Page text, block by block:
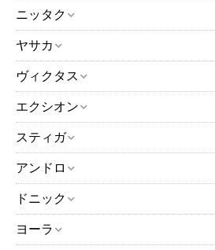
ニッタク
ヤサカ
ヴィクタス
エクシオン
スティガ
アンドロ
ドニック
ヨーラ
お買い物を続ける
入荷するものもございます。
「在庫有り」となっているものは基本
す。複数個ご購入の場合は在庫がない
すべての商品が揃った時点でのご発送
いる場合でも在庫切れしていることも
※15時までに当社にメーカーから入荷
ある商品をご注文いただいた場合は、
あれば、基本的に即日ご発送を予定し